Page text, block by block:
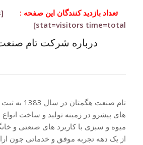
تعداد بازدید کنندگان این صفحه :
stat=visitors time=total]
درباره شرکت تام
تام صنعت
های پیشرو در زمینه تولید و ساخت
میوه و سبزی با کاربرد های صنعتی و